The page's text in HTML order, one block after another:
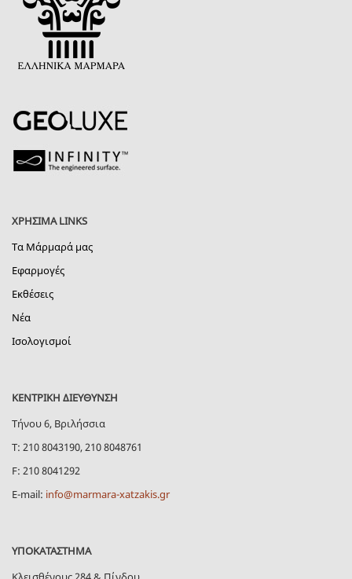
ΧΡΗΣΙΜΑ LINKS
Τα Μάρμαρά μας
Εφαρμογές
Εκθέσεις
Νέα
Ισολογισμοί
ΚΕΝΤΡΙΚΗ ΔΙΕΥΘΥΝΣΗ
Τήνου 6, Βριλήσσια
Τ: 210 8043190, 210 8048761
F: 210 8041292
E-mail: info@marmara-xatzakis.gr
ΥΠΟΚΑΤΑΣΤΗΜΑ